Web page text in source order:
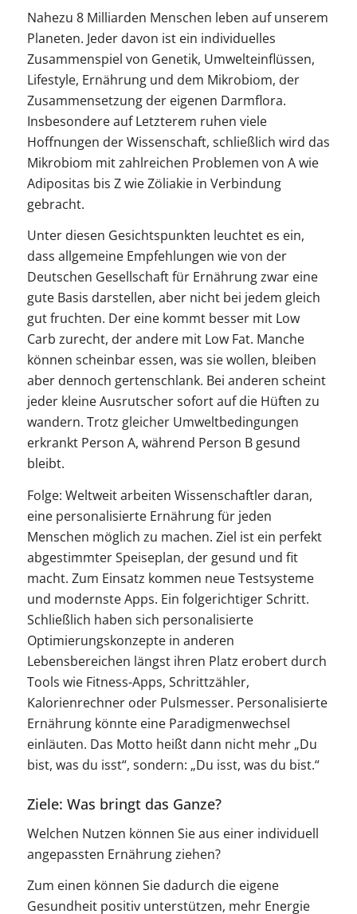
Nahezu 8 Milliarden Menschen leben auf unserem
Planeten. Jeder davon ist ein individuelles
Zusammenspiel von Genetik, Umwelteinflüssen,
Lifestyle, Ernährung und dem Mikrobiom, der
Zusammensetzung der eigenen Darmflora.
Insbesondere auf Letzterem ruhen viele
Hoffnungen der Wissenschaft, schließlich wird das
Mikrobiom mit zahlreichen Problemen von A wie
Adipositas bis Z wie Zöliakie in Verbindung
gebracht.
Unter diesen Gesichtspunkten leuchtet es ein,
dass allgemeine Empfehlungen wie von der
Deutschen Gesellschaft für Ernährung zwar eine
gute Basis darstellen, aber nicht bei jedem gleich
gut fruchten. Der eine kommt besser mit Low
Carb zurecht, der andere mit Low Fat. Manche
können scheinbar essen, was sie wollen, bleiben
aber dennoch gertenschlank. Bei anderen scheint
jeder kleine Ausrutscher sofort auf die Hüften zu
wandern. Trotz gleicher Umweltbedingungen
erkrankt Person A, während Person B gesund
bleibt.
Folge: Weltweit arbeiten Wissenschaftler daran,
eine personalisierte Ernährung für jeden
Menschen möglich zu machen. Ziel ist ein perfekt
abgestimmter Speiseplan, der gesund und fit
macht. Zum Einsatz kommen neue Testsysteme
und modernste Apps. Ein folgerichtiger Schritt.
Schließlich haben sich personalisierte
Optimierungskonzepte in anderen
Lebensbereichen längst ihren Platz erobert durch
Tools wie Fitness-Apps, Schrittzähler,
Kalorienrechner oder Pulsmesser. Personalisierte
Ernährung könnte eine Paradigmenwechsel
einläuten. Das Motto heißt dann nicht mehr „Du
bist, was du isst“, sondern: „Du isst, was du bist.“
Ziele: Was bringt das Ganze?
Welchen Nutzen können Sie aus einer individuell
angepassten Ernährung ziehen?
Zum einen können Sie dadurch die eigene
Gesundheit positiv unterstützen, mehr Energie